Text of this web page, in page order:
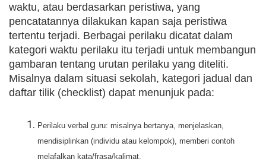
waktu, atau berdasarkan peristiwa, yang
pencatatannya dilakukan kapan saja peristiwa
tertentu terjadi. Berbagai perilaku dicatat dalam
kategori waktu perilaku itu terjadi untuk membangun
gambaran tentang urutan perilaku yang diteliti.
Misalnya dalam situasi sekolah, kategori jadual dan
daftar tilik (checklist) dapat menunjuk pada:
Perilaku verbal guru: misalnya bertanya, menjelaskan,
mendisiplinkan (individu atau kelompok), memberi contoh
melafalkan kata/frasa/kalimat.